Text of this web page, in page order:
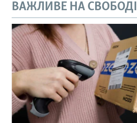
ВАЖЛИВЕ НА СВОБОДІ